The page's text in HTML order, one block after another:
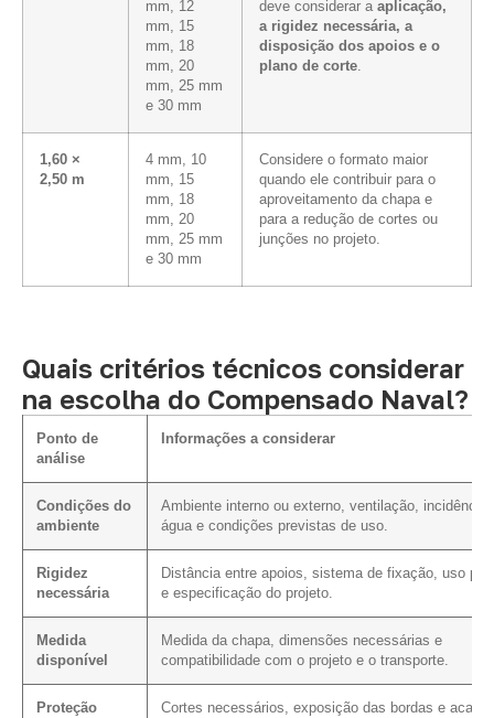
mm, 12
mm, 15
mm, 18
mm, 20
mm, 25 mm
e 30 mm
deve considerar a aplicação,
a rigidez necessária, a
disposição dos apoios e o
plano de corte.
1,60 ×
2,50 m
4 mm, 10
mm, 15
mm, 18
mm, 20
mm, 25 mm
e 30 mm
Considere o formato maior
quando ele contribuir para o
aproveitamento da chapa e
para a redução de cortes ou
junções no projeto.
Quais critérios técnicos considerar
na escolha do Compensado Naval?
Ponto de
análise
Informações a considerar
Condições do
ambiente
Ambiente interno ou externo, ventilação, incidência
água e condições previstas de uso.
Rigidez
necessária
Distância entre apoios, sistema de fixação, uso
e especificação do projeto.
Medida
disponível
Medida da chapa, dimensões necessárias e
compatibilidade com o projeto e o transporte.
Proteção
Cortes necessários, exposição das bordas e